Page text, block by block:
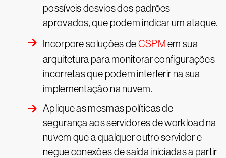
possíveis desvios dos padrões
aprovados, que podem indicar um ataque.
Incorpore soluções deCSPM em sua
arquitetura para monitorar configurações
incorretas que podem interferir na sua
implementação na nuvem.
Aplique as mesmas políticas de
segurança aos servidores de workload na
nuvem que a qualquer outro servidor e
negue conexões de saída iniciadas a partir